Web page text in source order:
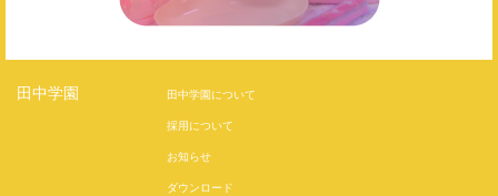
田中学園
田中学園について
採用について
お知らせ
ダウンロード